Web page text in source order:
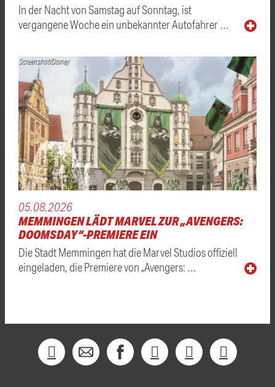
In der Nacht von Samstag auf Sonntag, ist
vergangene Woche ein unbekannter Autofahrer …
Screenshot/Disney
05.08.2026
MEMMINGEN LÄDT MARVEL ZUR „AVENGERS:
DOOMSDAY“-PREMIERE EIN
Die Stadt Memmingen hat die Marvel Studios offiziell
eingeladen, die Premiere von „Avengers: …